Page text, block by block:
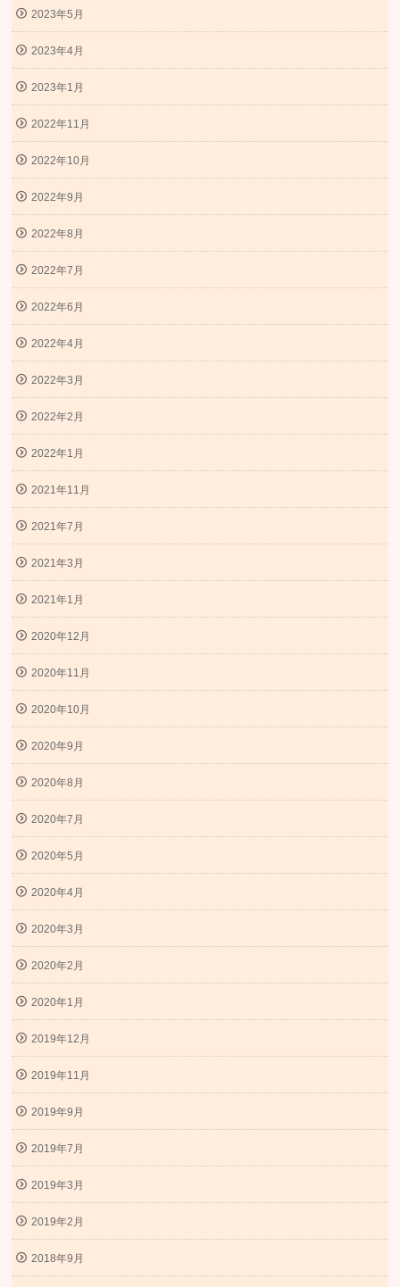
2023年5月
2023年4月
2023年1月
2022年11月
2022年10月
2022年9月
2022年8月
2022年7月
2022年6月
2022年4月
2022年3月
2022年2月
2022年1月
2021年11月
2021年7月
2021年3月
2021年1月
2020年12月
2020年11月
2020年10月
2020年9月
2020年8月
2020年7月
2020年5月
2020年4月
2020年3月
2020年2月
2020年1月
2019年12月
2019年11月
2019年9月
2019年7月
2019年3月
2019年2月
2018年9月